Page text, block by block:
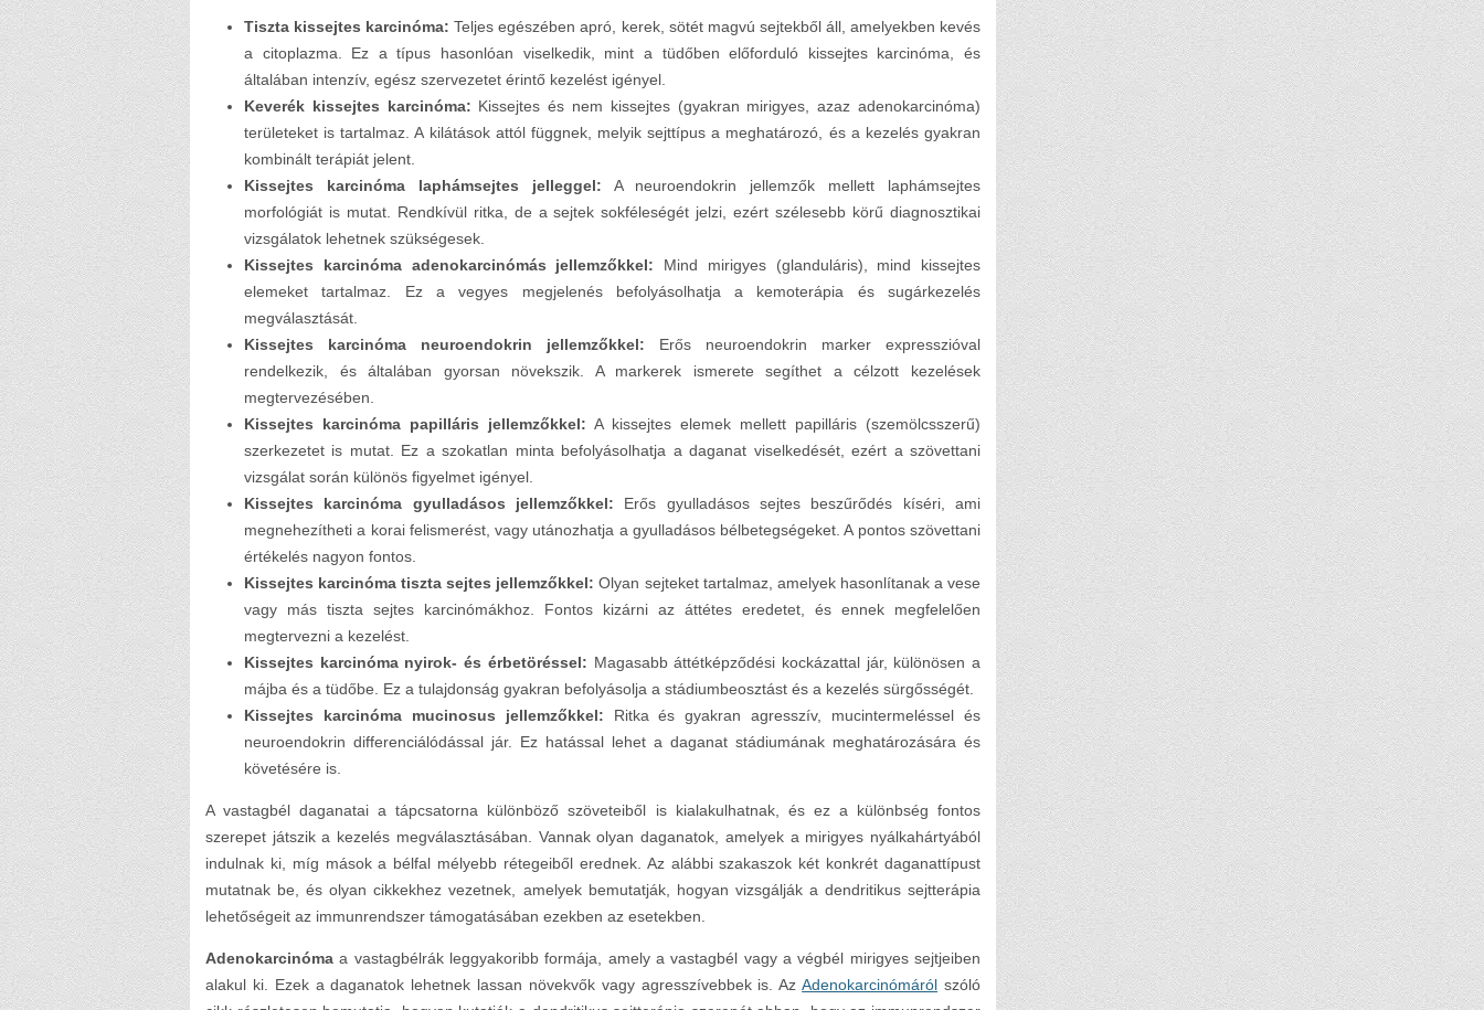
Tiszta kissejtes karcinóma: Teljes egészében apró, kerek, sötét magvú sejtekből áll, amelyekben kevés
a citoplazma. Ez a típus hasonlóan viselkedik, mint a tüdőben előforduló kissejtes karcinóma, és
általában intenzív, egész szervezetet érintő kezelést igényel.
Keverék kissejtes karcinóma: Kissejtes és nem kissejtes (gyakran mirigyes, azaz adenokarcinóma)
területeket is tartalmaz. A kilátások attól függnek, melyik sejttípus a meghatározó, és a kezelés gyakran
kombinált terápiát jelent.
Kissejtes karcinóma laphámsejtes jelleggel: A neuroendokrin jellemzők mellett laphámsejtes
morfológiát is mutat. Rendkívül ritka, de a sejtek sokféleségét jelzi, ezért szélesebb körű diagnosztikai
vizsgálatok lehetnek szükségesek.
Kissejtes karcinóma adenokarcinómás jellemzőkkel: Mind mirigyes (glanduláris), mind kissejtes
elemeket tartalmaz. Ez a vegyes megjelenés befolyásolhatja a kemoterápia és sugárkezelés
megválasztását.
Kissejtes karcinóma neuroendokrin jellemzőkkel: Erős neuroendokrin marker expresszióval
rendelkezik, és általában gyorsan növekszik. A markerek ismerete segíthet a célzott kezelések
megtervezésében.
Kissejtes karcinóma papilláris jellemzőkkel: A kissejtes elemek mellett papilláris (szemölcsszerű)
szerkezetet is mutat. Ez a szokatlan minta befolyásolhatja a daganat viselkedését, ezért a szövettani
vizsgálat során különös figyelmet igényel.
Kissejtes karcinóma gyulladásos jellemzőkkel: Erős gyulladásos sejtes beszűrődés kíséri, ami
megnehezítheti a korai felismerést, vagy utánozhatja a gyulladásos bélbetegségeket. A pontos szövettani
értékelés nagyon fontos.
Kissejtes karcinóma tiszta sejtes jellemzőkkel: Olyan sejteket tartalmaz, amelyek hasonlítanak a vese
vagy más tiszta sejtes karcinómákhoz. Fontos kizárni az áttétes eredetet, és ennek megfelelően
megtervezni a kezelést.
Kissejtes karcinóma nyirok- és érbetöréssel: Magasabb áttétképződési kockázattal jár, különösen a
májba és a tüdőbe. Ez a tulajdonság gyakran befolyásolja a stádiumbeosztást és a kezelés sürgősségét.
Kissejtes karcinóma mucinosus jellemzőkkel: Ritka és gyakran agresszív, mucintermeléssel és
neuroendokrin differenciálódással jár. Ez hatással lehet a daganat stádiumának meghatározására és
követésére is.
A vastagbél daganatai a tápcsatorna különböző szöveteiből is kialakulhatnak, és ez a különbség fontos
szerepet játszik a kezelés megválasztásában. Vannak olyan daganatok, amelyek a mirigyes nyálkahártyából
indulnak ki, míg mások a bélfal mélyebb rétegeiből erednek. Az alábbi szakaszok két konkrét daganattípust
mutatnak be, és olyan cikkekhez vezetnek, amelyek bemutatják, hogyan vizsgálják a dendritikus sejtterápia
lehetőségeit az immunrendszer támogatásában ezekben az esetekben.
Adenokarcinóma a vastagbélrák leggyakoribb formája, amely a vastagbél vagy a végbél mirigyes sejtjeiben
alakul ki. Ezek a daganatok lehetnek lassan növekvők vagy agresszívebbek is. AzAdenokarcinómáról szóló